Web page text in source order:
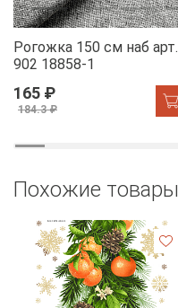
Рогожка 150 см наб арт.
902 18858-1
165 ₽
184.3 ₽
Похожие товары